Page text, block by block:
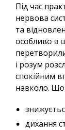
Під час
нервова
та
особливо в
і розум
спокійним
навколо. Що
дихання